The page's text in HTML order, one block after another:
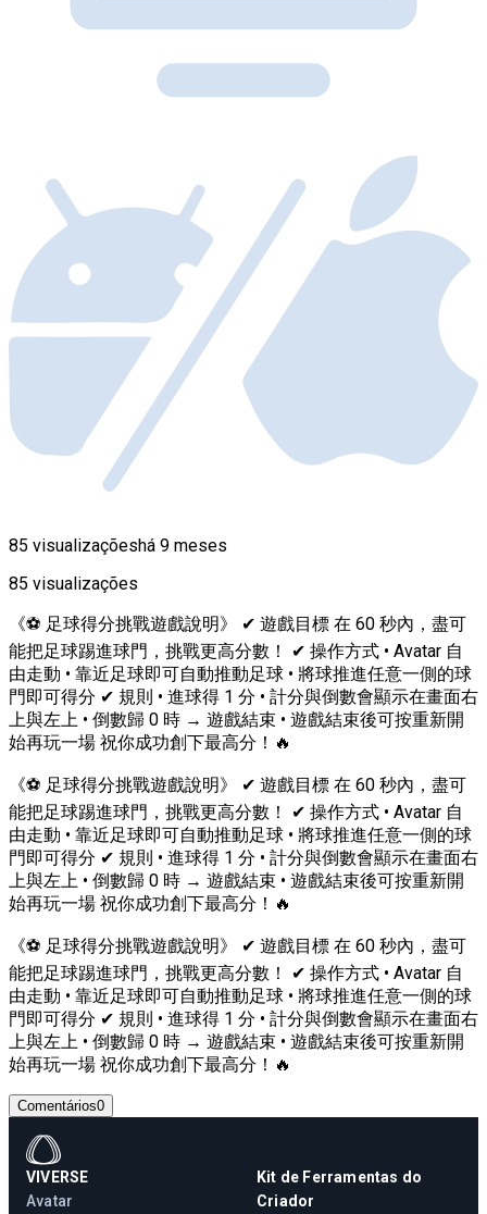
85 visualizaçõeshá 9 meses
85 visualizações
《⚽ 足球得分挑戰遊戲說明》 ✔ 遊戲目標 在 60 秒內，盡可
能把足球踢進球門，挑戰更高分數！ ✔ 操作方式 • Avatar 自
由走動 • 靠近足球即可自動推動足球 • 將球推進任意一側的球
門即可得分 ✔ 規則 • 進球得 1 分 • 計分與倒數會顯示在畫面右
上與左上 • 倒數歸 0 時 → 遊戲結束 • 遊戲結束後可按重新開
始再玩一場 祝你成功創下最高分！🔥
《⚽ 足球得分挑戰遊戲說明》 ✔ 遊戲目標 在 60 秒內，盡可
能把足球踢進球門，挑戰更高分數！ ✔ 操作方式 • Avatar 自
由走動 • 靠近足球即可自動推動足球 • 將球推進任意一側的球
門即可得分 ✔ 規則 • 進球得 1 分 • 計分與倒數會顯示在畫面右
上與左上 • 倒數歸 0 時 → 遊戲結束 • 遊戲結束後可按重新開
始再玩一場 祝你成功創下最高分！🔥
《⚽ 足球得分挑戰遊戲說明》 ✔ 遊戲目標 在 60 秒內，盡可
能把足球踢進球門，挑戰更高分數！ ✔ 操作方式 • Avatar 自
由走動 • 靠近足球即可自動推動足球 • 將球推進任意一側的球
門即可得分 ✔ 規則 • 進球得 1 分 • 計分與倒數會顯示在畫面右
上與左上 • 倒數歸 0 時 → 遊戲結束 • 遊戲結束後可按重新開
始再玩一場 祝你成功創下最高分！🔥
Comentários0
VIVERSE
Avatar
Kit de Ferramentas do
Criador